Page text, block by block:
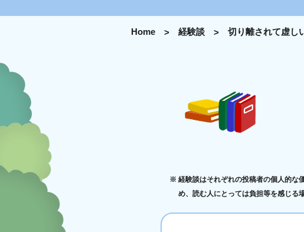
Home 経験談 切り離されて虚し
経験談はそれぞれの投稿者の個人的な
め、読む人にとっては負担等を感じる